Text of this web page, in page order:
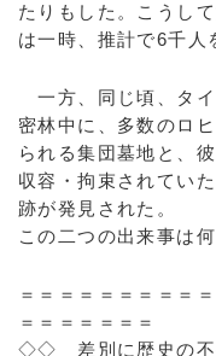
たりもした。こうし
は一時、推計で6千人
一方、同じ頃、タ
密林中に、多数のロ
られる集団墓地と、
収容・拘束されてい
跡が発見された。
この二つの出来事は
＝＝＝＝＝＝＝＝＝
＝＝＝＝＝＝＝
◇◇ 差別に歴史の不